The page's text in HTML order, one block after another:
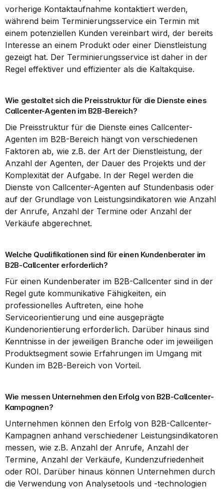
vorherige Kontaktaufnahme kontaktiert werden,
während beim Terminierungsservice ein Termin mit
einem potenziellen Kunden vereinbart wird, der bereits
Interesse an einem Produkt oder einer Dienstleistung
gezeigt hat. Der Terminierungsservice ist daher in der
Regel effektiver und effizienter als die Kaltakquise.
Wie gestaltet sich die Preisstruktur für die Dienste eines
Callcenter-Agenten im B2B-Bereich?
Die Preisstruktur für die Dienste eines Callcenter-
Agenten im B2B-Bereich hängt von verschiedenen
Faktoren ab, wie z.B. der Art der Dienstleistung, der
Anzahl der Agenten, der Dauer des Projekts und der
Komplexität der Aufgabe. In der Regel werden die
Dienste von Callcenter-Agenten auf Stundenbasis oder
auf der Grundlage von Leistungsindikatoren wie Anzahl
der Anrufe, Anzahl der Termine oder Anzahl der
Verkäufe abgerechnet.
Welche Qualifikationen sind für einen Kundenberater im
B2B-Callcenter erforderlich?
Für einen Kundenberater im B2B-Callcenter sind in der
Regel gute kommunikative Fähigkeiten, ein
professionelles Auftreten, eine hohe
Serviceorientierung und eine ausgeprägte
Kundenorientierung erforderlich. Darüber hinaus sind
Kenntnisse in der jeweiligen Branche oder im jeweiligen
Produktsegment sowie Erfahrungen im Umgang mit
Kunden im B2B-Bereich von Vorteil.
Wie messen Unternehmen den Erfolg von B2B-Callcenter-
Kampagnen?
Unternehmen können den Erfolg von B2B-Callcenter-
Kampagnen anhand verschiedener Leistungsindikatoren
messen, wie z.B. Anzahl der Anrufe, Anzahl der
Termine, Anzahl der Verkäufe, Kundenzufriedenheit
oder ROI. Darüber hinaus können Unternehmen durch
die Verwendung von Analysetools und -technologien